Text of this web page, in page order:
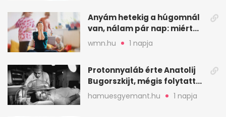
Anyám hetekig a húgomnál
van, nálam pár nap: miért
fáj ennyire?
wmn.hu 1 napja
Protonnyaláb érte Anatolij
Bugorszkijt, mégis folytatta
a munkát
hamuesgyemant.hu 1 napja